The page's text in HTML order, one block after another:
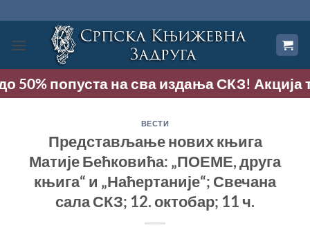
на
садржај
50% попуста на сва издања СКЗ! Акција
ВЕСТИ
Представљање нових књига
Матије Бећковића: „ПОЕМЕ, друга
књига“ и „Наћертаније“; Свечана
сала СКЗ; 12. октобар; 11 ч.